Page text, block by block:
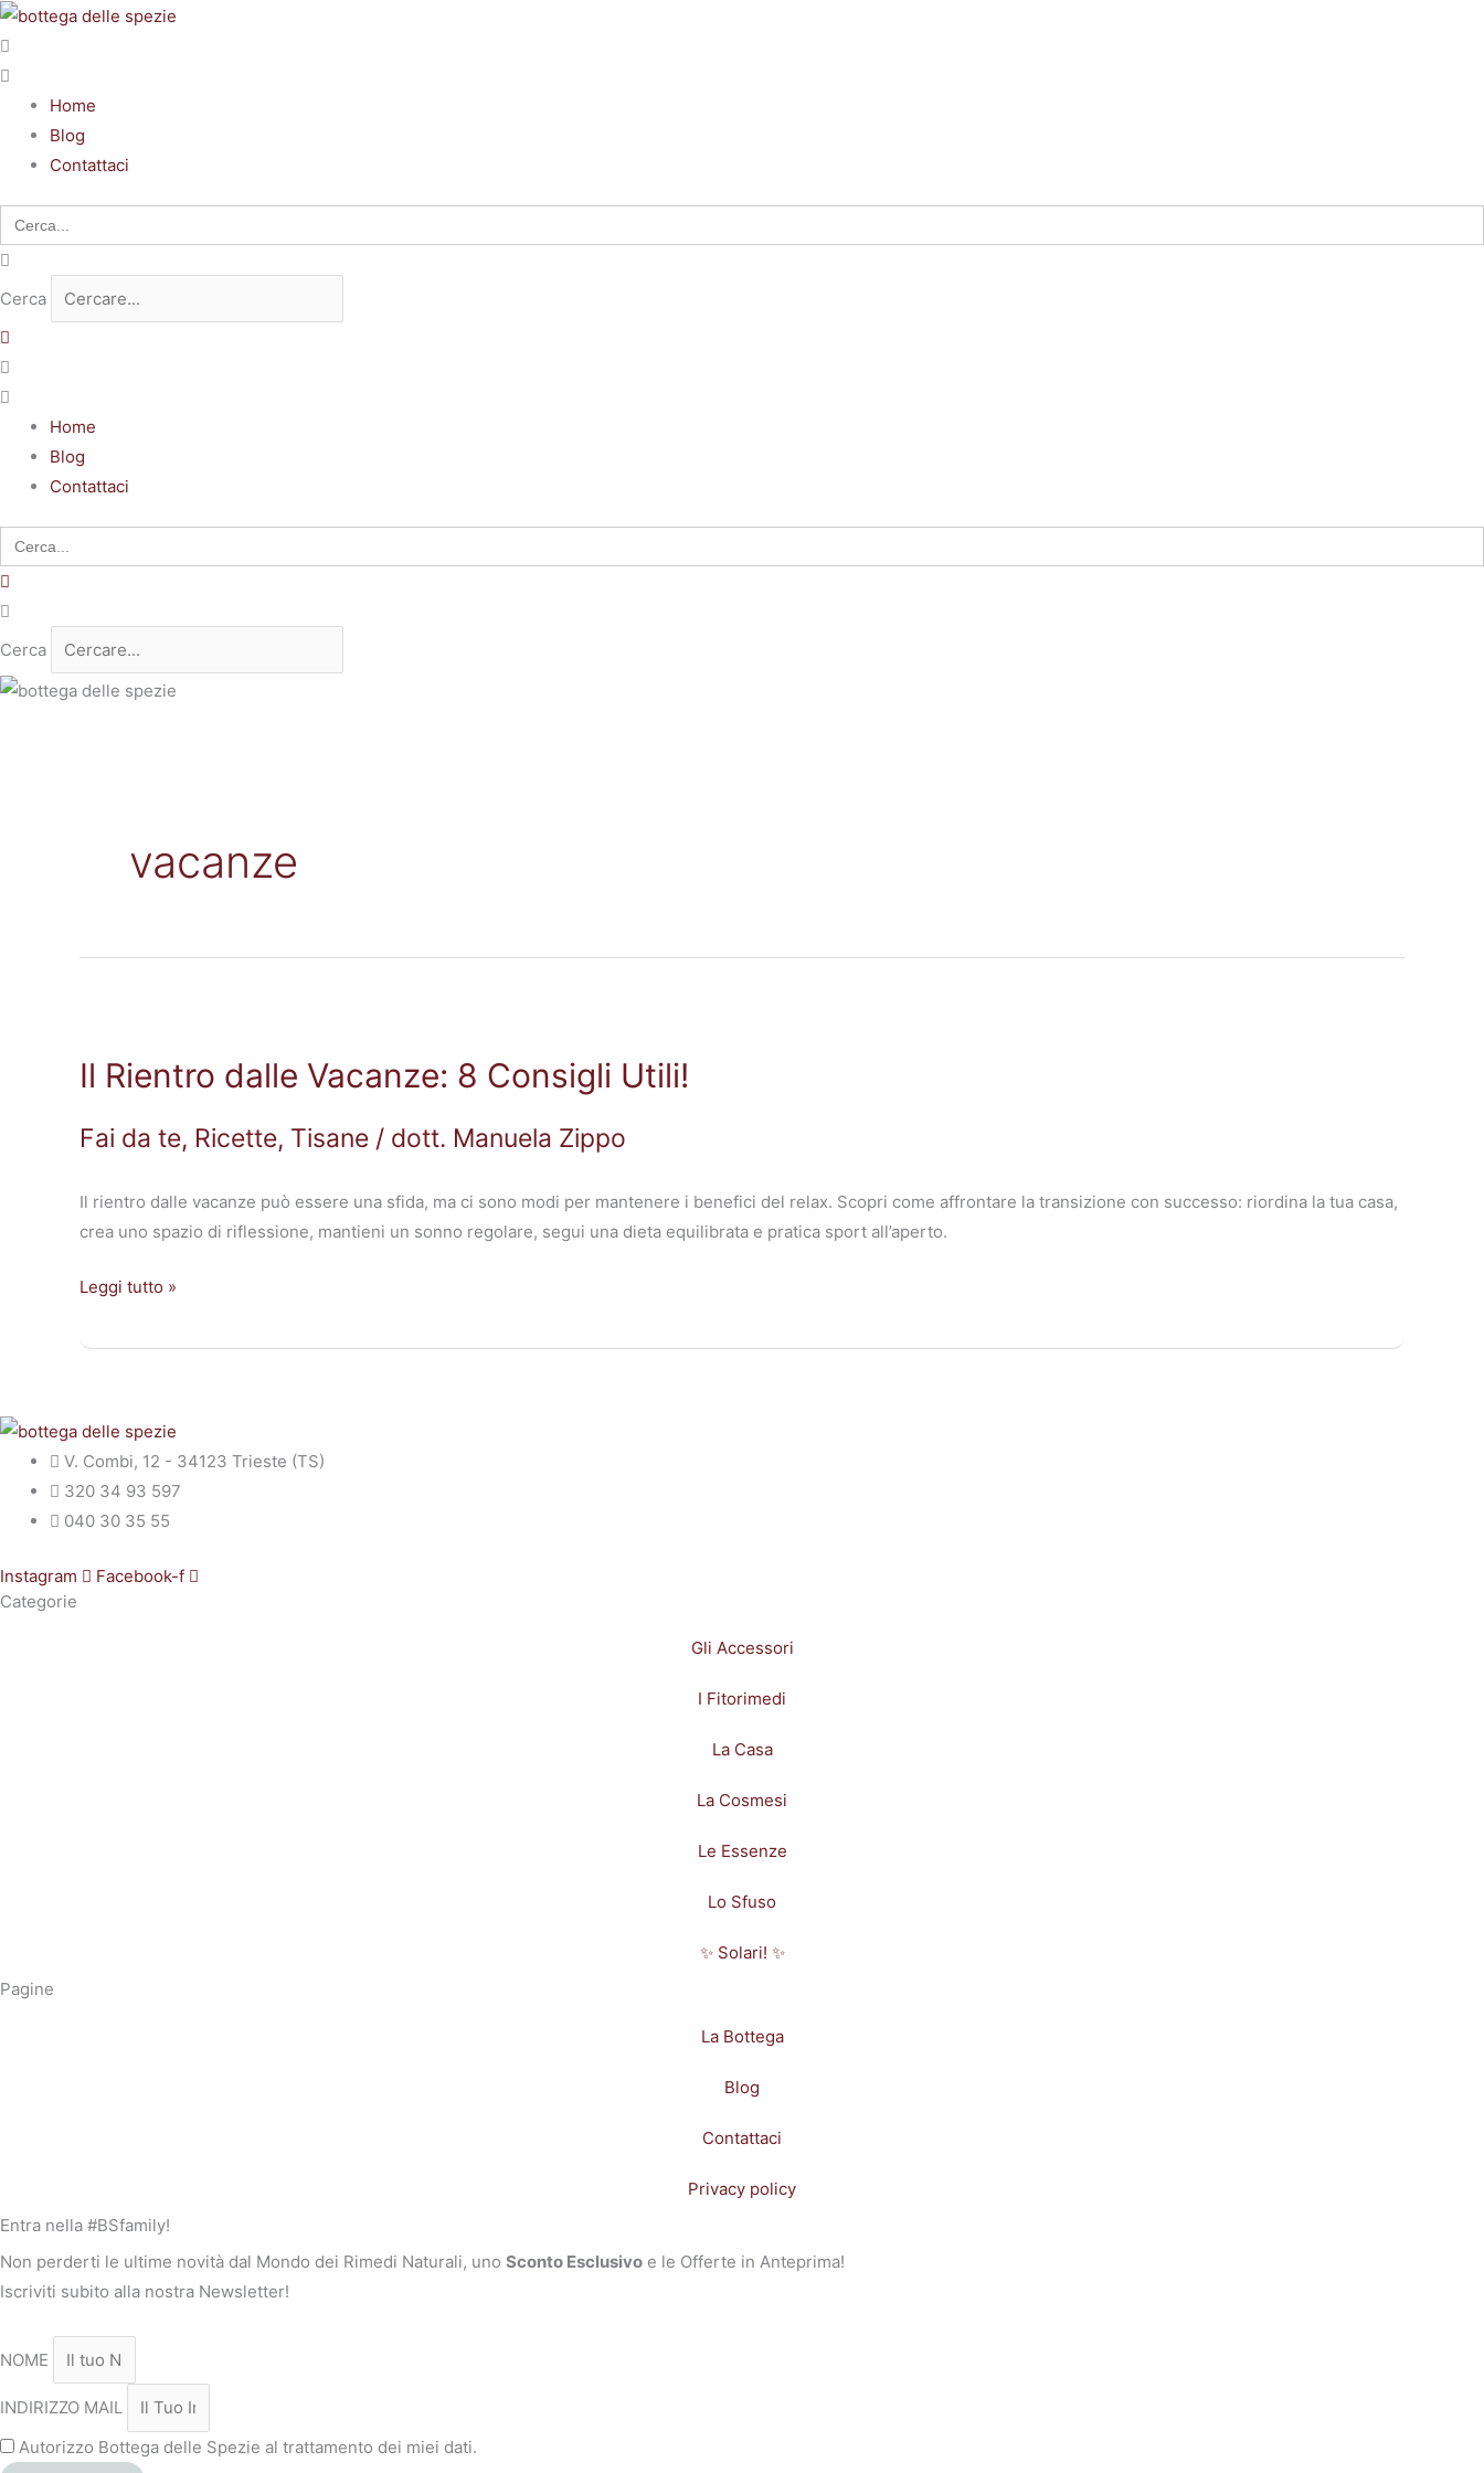
Vai
al
contenuto
Home
Blog
Contattaci
Search
for:
Cerca
Home
Blog
Contattaci
Search
for:
Cerca
vacanze
Il Rientro dalle Vacanze: 8 Consigli Utili!
Fai da te, Ricette, Tisane / dott. Manuela Zippo
Il rientro dalle vacanze può essere una sfida, ma ci sono modi per mantenere i benefici del relax. Scopri come affrontare la transizione con successo: riordina la tua casa,
crea uno spazio di riflessione, mantieni un sonno regolare, segui una dieta equilibrata e pratica sport all’aperto.
dalle
8
Utili!
Leggi tutto »
V. Combi, 12 - 34123 Trieste (TS)
320 34 93 597
040 30 35 55
Instagram
Facebook-f
Categorie
Gli Accessori
I Fitorimedi
La Casa
La Cosmesi
Le Essenze
Lo Sfuso
✨ Solari! ✨
Pagine
La Bottega
Blog
Contattaci
Privacy policy
Entra nella #BSfamily!
Non perderti le ultime novità dal Mondo dei Rimedi Naturali, uno Sconto Esclusivo e le Offerte in Anteprima!
Iscriviti subito alla nostra Newsletter!
NOME
INDIRIZZO MAIL
Autorizzo Bottega delle Spezie al trattamento dei miei dati.